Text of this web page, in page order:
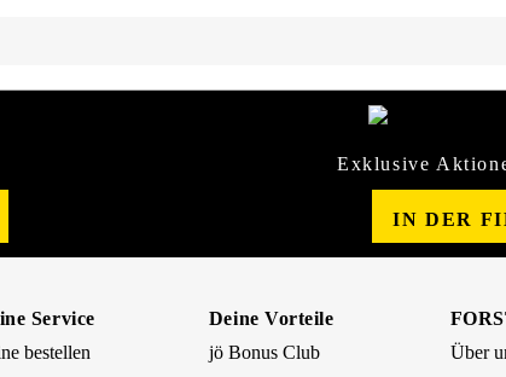
Exklusive
IN DER
Service
bestellen
Deine Vorteile
jö Bonus Club
Über